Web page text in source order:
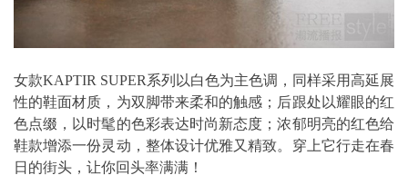
女款KAPTIR SUPER系列以白色为主色调，同样采用高延展
性的鞋面材质，为双脚带来柔和的触感；后跟处以耀眼的红
色点缀，以时髦的色彩表达时尚新态度；浓郁明亮的红色给
鞋款增添一份灵动，整体设计优雅又精致。穿上它行走在春
日的街头，让你回头率满满！